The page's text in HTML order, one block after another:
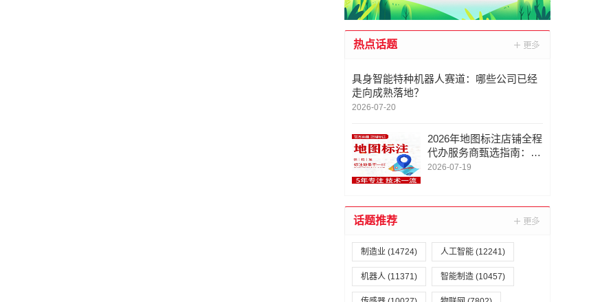
热点话题
具身智能特种机器人赛道：哪些公司已经
走向成熟落地？
2026-07-20
2026年地图标注店铺全程
代办服务商甄选指南：深
圳市金智云软件联系/地
2026-07-19
话题推荐
制造业 (14724) 人工智能 (12241)
机器人 (11371) 智能制造 (10457)